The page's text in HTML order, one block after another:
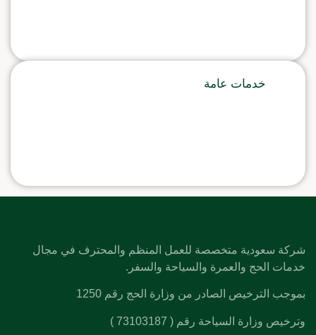
خدمات عامة
شركة سعودية متخصصة للعمل المنظم والمحترف في مجال
خدمات الحج والعمرة والسياحة والسفر.
بموجب الترخيص الصادر من وزارة الحج رقم 1250
وترخيص وزارة السياحة رقم ( 73103187 )